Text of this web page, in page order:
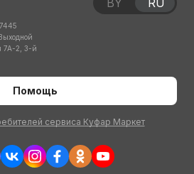
7А-2, 3-й
Помощь
сервиса Куфар Маркет
BY RU